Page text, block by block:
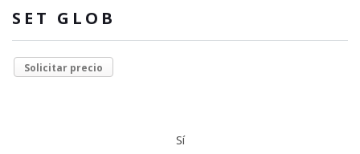
SET GLOB
Solicitar precio
Sí